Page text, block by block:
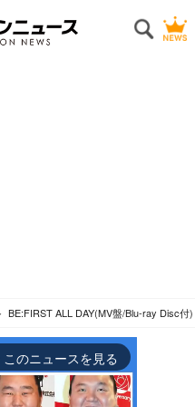
BE:FIRST ALL DAY(MV盤/Blu-ray Disc付)
このニュースを見る